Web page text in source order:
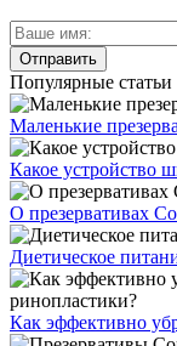
Популярные статьи
Маленькие
Какое устройство
О презервативах
Диетическое
Как эффективно